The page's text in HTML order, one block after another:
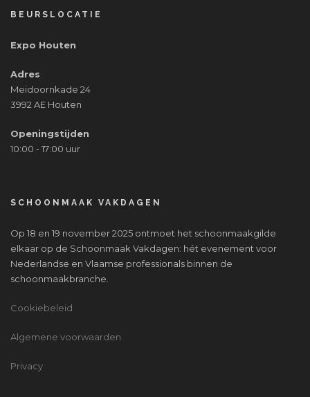
BEURSLOCATIE
Expo Houten
Adres
Meidoornkade 24
3992 AE Houten
Openingstijden
10:00 - 17:00 uur
SCHOONMAAK VAKDAGEN
Op 18 en 19 november 2025 ontmoet het schoonmaakgilde
elkaar op de Schoonmaak Vakdagen: hét evenement voor
Nederlandse en Vlaamse professionals binnen de
schoonmaakbranche.
Cookiebeleid
Algemene voorwaarden
Privacy